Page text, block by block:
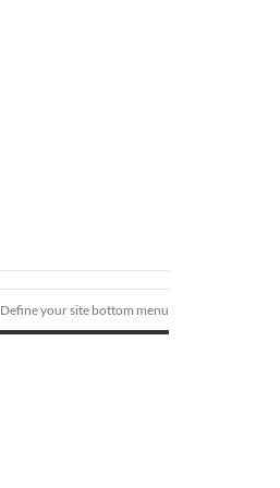
Define your site bottom menu